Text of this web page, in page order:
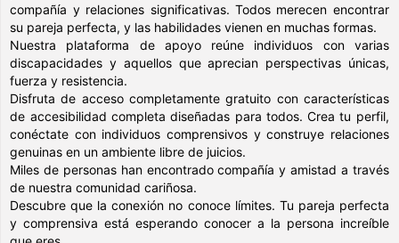
compañía y relaciones significativas. Todos merecen encontrar
su pareja perfecta, y las habilidades vienen en muchas formas.
Nuestra plataforma de apoyo reúne individuos con varias
discapacidades y aquellos que aprecian perspectivas únicas,
fuerza y resistencia.
Disfruta de acceso completamente gratuito con características
de accesibilidad completa diseñadas para todos. Crea tu perfil,
conéctate con individuos comprensivos y construye relaciones
genuinas en un ambiente libre de juicios.
Miles de personas han encontrado compañía y amistad a través
de nuestra comunidad cariñosa.
Descubre que la conexión no conoce límites. Tu pareja perfecta
y comprensiva está esperando conocer a la persona increíble